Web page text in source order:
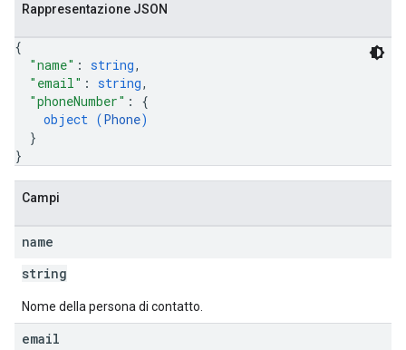
Rappresentazione JSON
{
"name" : string,
"email" : string,
"phoneNumber" : {
object (Phone)
}
}
Campi
name
string
Nome della persona di contatto.
email